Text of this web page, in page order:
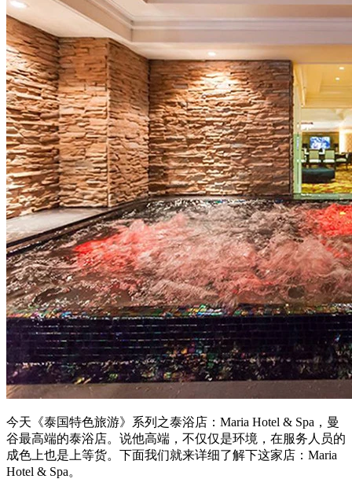
今天《泰国特色旅游》系列之泰浴店：Maria Hotel & Spa，曼
谷最高端的泰浴店。说他高端，不仅仅是环境，在服务人员的
成色上也是上等货。下面我们就来详细了解下这家店：Maria
Hotel & Spa。